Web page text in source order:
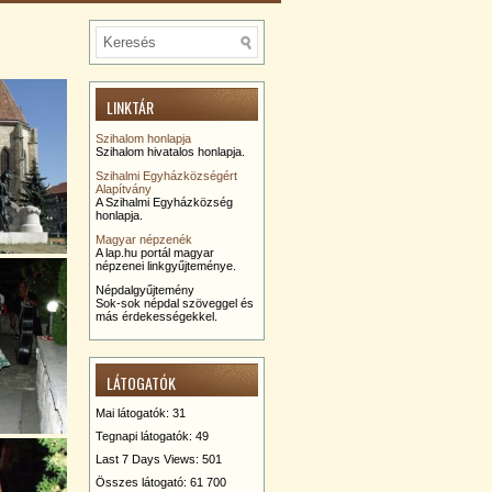
LINKTÁR
Szihalom honlapja
Szihalom hivatalos honlapja.
Szihalmi Egyházközségért
Alapítvány
A Szihalmi Egyházközség
honlapja.
Magyar népzenék
A lap.hu portál magyar
népzenei linkgyűjteménye.
Népdalgyűjtemény
Sok-sok népdal szöveggel és
más érdekességekkel.
LÁTOGATÓK
Mai látogatók: 31
Tegnapi látogatók: 49
Last 7 Days Views: 501
Összes látogató: 61 700